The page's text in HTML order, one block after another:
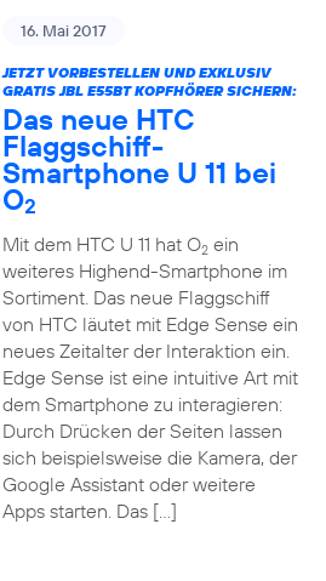
16. Mai 2017
JETZT VORBESTELLEN UND EXKLUSIV
GRATIS JBL E55BT KOPFHÖRER SICHERN:
Das neue HTC
Flaggschiff-
Smartphone U 11 bei
O2
Mit dem HTC U 11 hat O2ein
weiteres Highend-Smartphone im
Sortiment. Das neue Flaggschiff
von HTC läutet mit Edge Sense ein
neues Zeitalter der Interaktion ein.
Edge Sense ist eine intuitive Art mit
dem Smartphone zu interagieren:
Durch Drücken der Seiten lassen
sich beispielsweise die Kamera, der
Google Assistant oder weitere
Apps starten. Das […]